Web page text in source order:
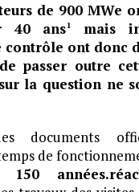
de 900 MWe
40 ans1
mais
contrôle ont donc
passer outre
la question ne
documents
de
150